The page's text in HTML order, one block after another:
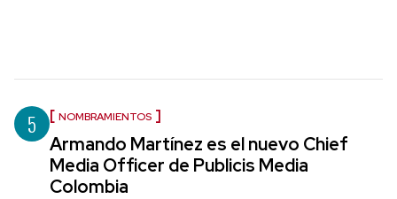
5 NOMBRAMIENTOS
Armando Martínez es el nuevo Chief
Media Officer de Publicis Media
Colombia